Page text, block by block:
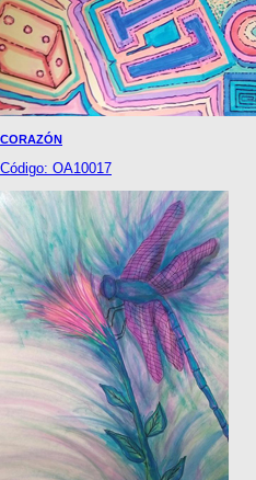
CORAZÓN
Código: OA10017